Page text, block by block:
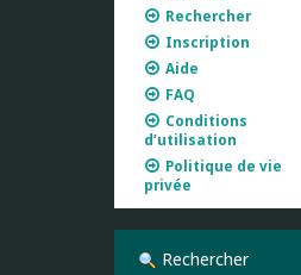
Rechercher
Inscription
Aide
FAQ
Conditions
d’utilisation
Politique de vie
privée
Rechercher